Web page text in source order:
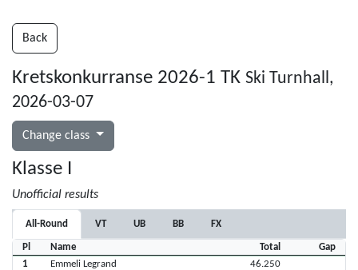
Back
Kretskonkurranse 2026-1 TK Ski Turnhall,
2026-03-07
Change class
Klasse I
Unofficial results
All-Round VT UB BB FX
Pl Name Total
Gap
1
Emmeli Legrand 46.250